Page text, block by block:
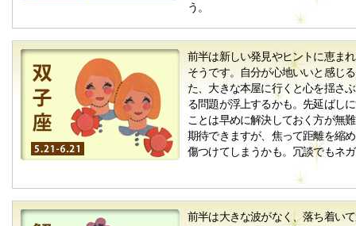
う。
前半は新しい発見やヒントに恵ま
そうです。自分が心地いいと感じ
た、大きな本屋に行くと心を揺さ
る問題が浮上するかも。先延ばし
ことは早めに解決しておく方が無
期待できますが、焦って距離を縮
傷つけてしまうかも。冗談でもネ
前半は大きな波がなく、落ち着い